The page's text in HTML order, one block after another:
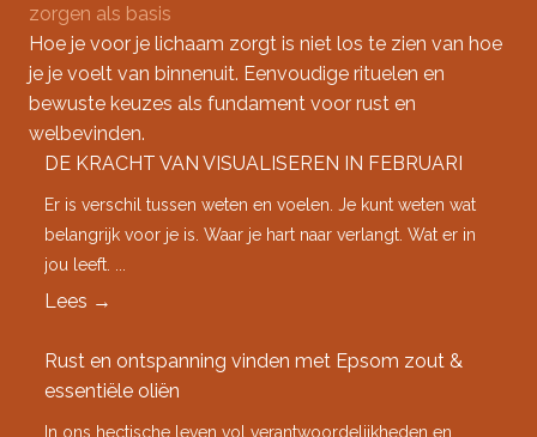
zorgen als basis
Hoe je voor je lichaam zorgt is niet los te zien van hoe
je je voelt van binnenuit. Eenvoudige rituelen en
bewuste keuzes als fundament voor rust en
welbevinden.
DE KRACHT VAN VISUALISEREN IN FEBRUARI
Er is verschil tussen weten en voelen. Je kunt weten wat
belangrijk voor je is. Waar je hart naar verlangt. Wat er in
jou leeft. ...
Lees →
Rust en ontspanning vinden met Epsom zout &
essentiële oliën
In ons hectische leven vol verantwoordelijkheden en